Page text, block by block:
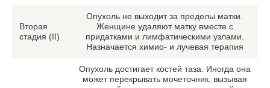
Вторая
стадия (II)
Опухоль не выходит за пределы матки.
Женщине удаляют матку вместе с
придатками и лимфатическими узлами.
Назначается химио- и лучевая терапия
Опухоль достигает костей таза. Иногда она
может перекрывать мочеточник, вызывая